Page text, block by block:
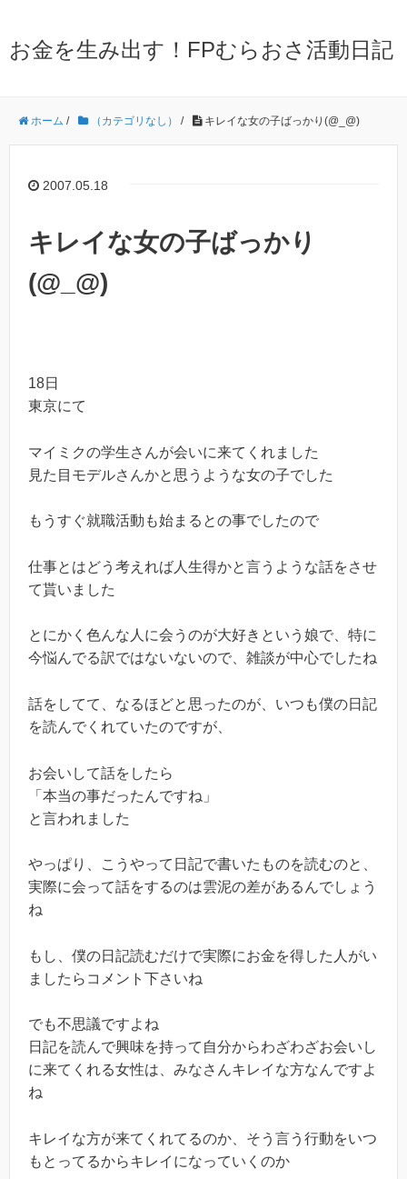
お金を生み出す！FPむらおさ活動日記
ホーム / （カテゴリなし） / キレイな女の子ばっかり(@_@)
2007.05.18
キレイな女の子ばっかり
(@_@)
18日
東京にて
マイミクの学生さんが会いに来てくれました
見た目モデルさんかと思うような女の子でした
もうすぐ就職活動も始まるとの事でしたので
仕事とはどう考えれば人生得かと言うような話をさせ
て貰いました
とにかく色んな人に会うのが大好きという娘で、特に
今悩んでる訳ではないないので、雑談が中心でしたね
話をしてて、なるほどと思ったのが、いつも僕の日記
を読んでくれていたのですが、
お会いして話をしたら
「本当の事だったんですね」
と言われました
やっぱり、こうやって日記で書いたものを読むのと、
実際に会って話をするのは雲泥の差があるんでしょう
ね
もし、僕の日記読むだけで実際にお金を得した人がい
ましたらコメント下さいね
でも不思議ですよね
日記を読んで興味を持って自分からわざわざお会いし
に来てくれる女性は、みなさんキレイな方なんですよ
ね
キレイな方が来てくれてるのか、そう言う行動をいつ
もとってるからキレイになっていくのか